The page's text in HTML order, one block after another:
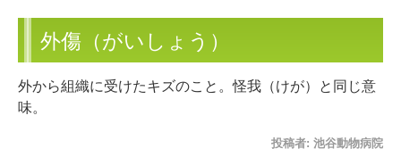
外傷（がいしょう）
外から組織に受けたキズのこと。怪我（けが）と同じ意
味。
投稿者: 池谷動物病院